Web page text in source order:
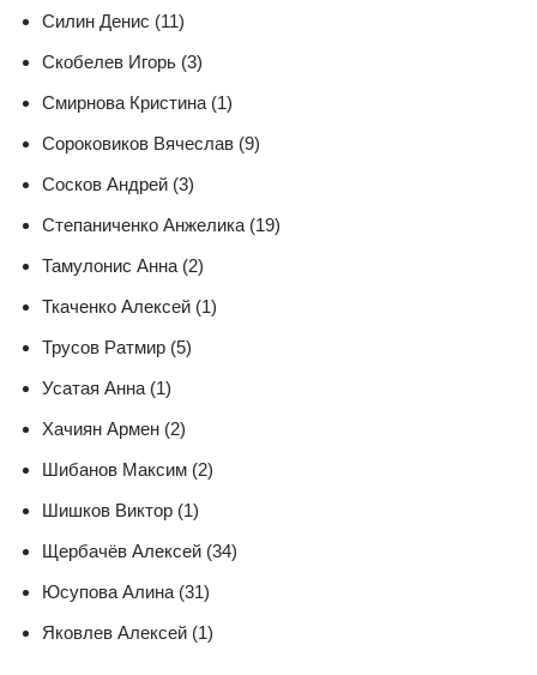
Силин Денис (11)
Скобелев Игорь (3)
Смирнова Кристина (1)
Сороковиков Вячеслав (9)
Сосков Андрей (3)
Степаниченко Анжелика (19)
Тамулонис Анна (2)
Ткаченко Алексей (1)
Трусов Ратмир (5)
Усатая Анна (1)
Хачиян Армен (2)
Шибанов Максим (2)
Шишков Виктор (1)
Щербачёв Алексей (34)
Юсупова Алина (31)
Яковлев Алексей (1)